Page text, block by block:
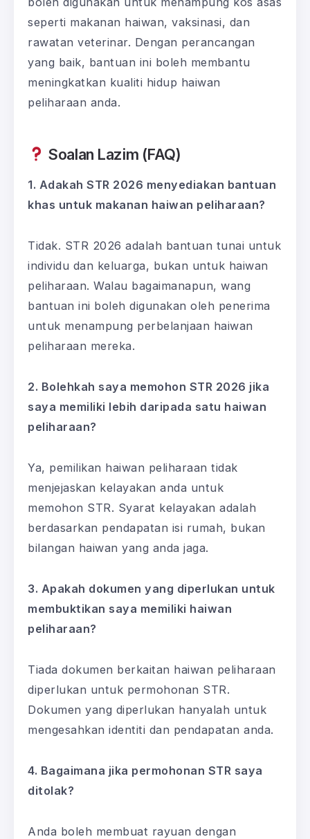
seperti makanan haiwan, vaksinasi, dan
rawatan veterinar. Dengan perancangan
yang baik, bantuan ini boleh membantu
meningkatkan kualiti hidup haiwan
peliharaan anda.
Soalan Lazim (FAQ)
1. Adakah STR 2026 menyediakan bantuan
khas untuk makanan haiwan peliharaan?
Tidak. STR 2026 adalah bantuan tunai untuk
individu dan keluarga, bukan untuk haiwan
peliharaan. Walau bagaimanapun, wang
bantuan ini boleh digunakan oleh penerima
untuk menampung perbelanjaan haiwan
peliharaan mereka.
2. Bolehkah saya memohon STR 2026 jika
saya memiliki lebih daripada satu haiwan
peliharaan?
Ya, pemilikan haiwan peliharaan tidak
menjejaskan kelayakan anda untuk
memohon STR. Syarat kelayakan adalah
berdasarkan pendapatan isi rumah, bukan
bilangan haiwan yang anda jaga.
3. Apakah dokumen yang diperlukan untuk
membuktikan saya memiliki haiwan
peliharaan?
Tiada dokumen berkaitan haiwan peliharaan
diperlukan untuk permohonan STR.
Dokumen yang diperlukan hanyalah untuk
mengesahkan identiti dan pendapatan anda.
4. Bagaimana jika permohonan STR saya
ditolak?
Anda boleh membuat rayuan dengan